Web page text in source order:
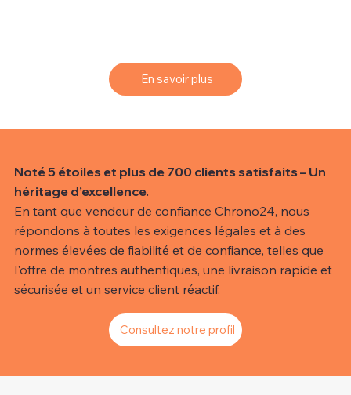
En savoir plus
Noté 5 étoiles et plus de 700 clients satisfaits – Un
héritage d’excellence.
En tant que vendeur de confiance Chrono24, nous
répondons à toutes les exigences légales et à des
normes élevées de fiabilité et de confiance, telles que
l'offre de montres authentiques, une livraison rapide et
sécurisée et un service client réactif.
Consultez notre profil